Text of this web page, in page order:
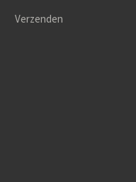
Verzenden